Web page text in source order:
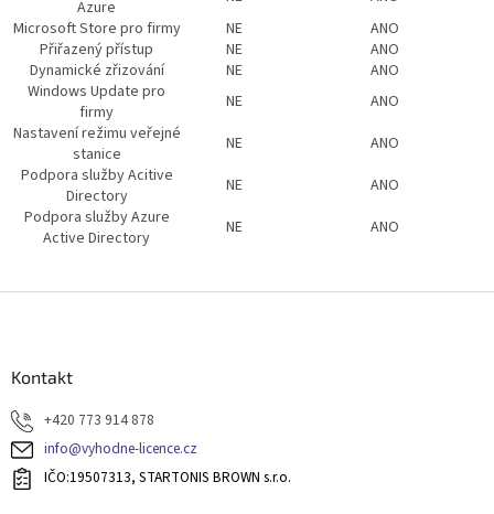
Azure
Microsoft Store pro firmy
NE
ANO
Přiřazený přístup
NE
ANO
Dynamické zřizování
NE
ANO
Windows Update pro
firmy
NE
ANO
Nastavení režimu veřejné
stanice
NE
ANO
Podpora služby Acitive
Directory
NE
ANO
Podpora služby Azure
Active Directory
NE ANO
Kontakt
+420 773 914 878
info@vyhodne-licence.cz
IČO:19507313, STARTONIS BROWN s.r.o.